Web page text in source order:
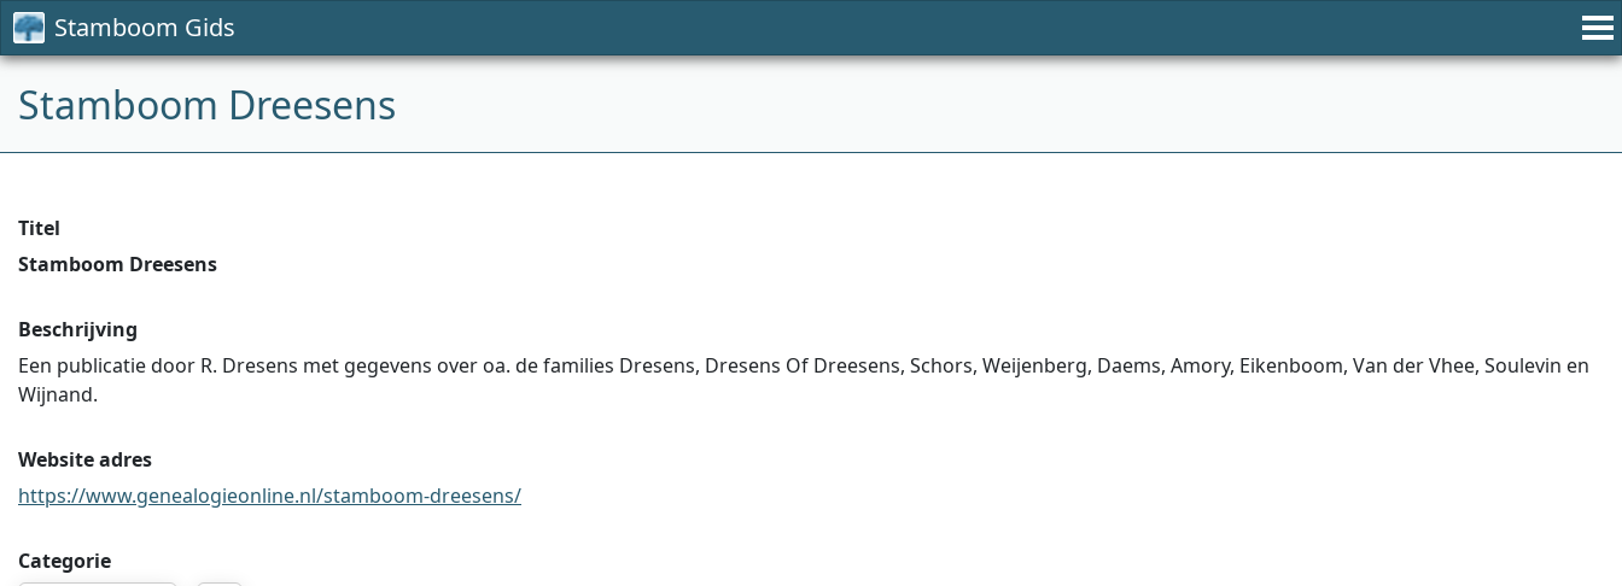
Stamboom Gids
Stamboom Dreesens
Titel
Stamboom Dreesens
Beschrijving
Een publicatie door R. Dresens met gegevens over oa. de families Dresens, Dresens Of Dreesens, Schors, Weijenberg, Daems, Amory, Eikenboom, Van der Vhee, Soulevin en
Wijnand.
Website adres
https://www.genealogieonline.nl/stamboom-dreesens/
Categorie